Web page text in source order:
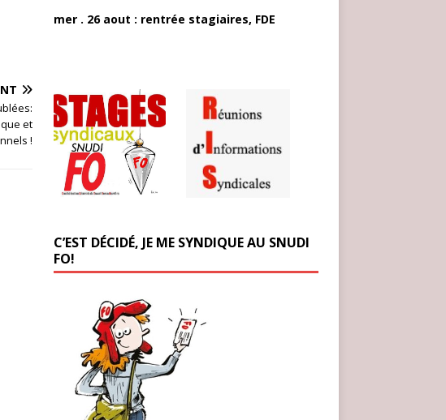
et
!
mer . 26 aout : rentrée stagiaires, FDE
C’EST DÉCIDÉ, JE ME SYNDIQUE AU SNUDI
FO!